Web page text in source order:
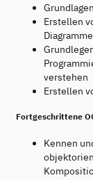
Erstellen
verstehen
Erstellen
Fortgeschrittene
Kennen